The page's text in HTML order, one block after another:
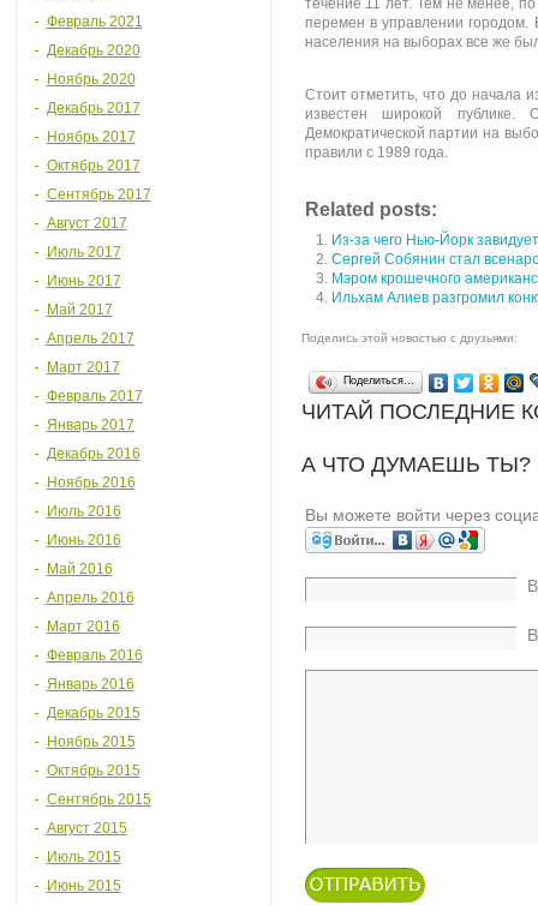
Февраль 2021
Декабрь 2020
Ноябрь 2020
Декабрь 2017
Ноябрь 2017
Октябрь 2017
Сентябрь 2017
Август 2017
Июль 2017
Июнь 2017
Май 2017
Апрель 2017
Март 2017
Февраль 2017
Январь 2017
Декабрь 2016
Ноябрь 2016
Июль 2016
Июнь 2016
Май 2016
Апрель 2016
Март 2016
Февраль 2016
Январь 2016
Декабрь 2015
Ноябрь 2015
Октябрь 2015
Сентябрь 2015
Август 2015
Июль 2015
Июнь 2015
течение 11 лет. Тем не менее,
перемен в управлении городом.
населения на выборах все же
Стоит отметить, что до начала
известен широкой публике.
Демократической партии на
правили с 1989 года.
Related posts:
Из-за чего Нью-Йорк
Сергей Собянин стал
Мэром крошечного
Ильхам Алиев разгромил
Поделись этой новостью с друзьями:
Поделиться…
ЧИТАЙ ПОСЛЕДНИЕ
А ЧТО ДУМАЕШЬ
Вы можете войти через